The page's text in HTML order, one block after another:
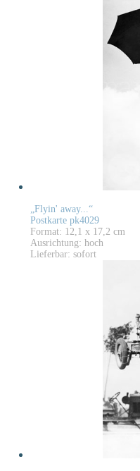
„Flyin' away...“
Postkarte pk4029
Format: 12,1 x 17,2 cm
Ausrichtung: hoch
Lieferbar: sofort